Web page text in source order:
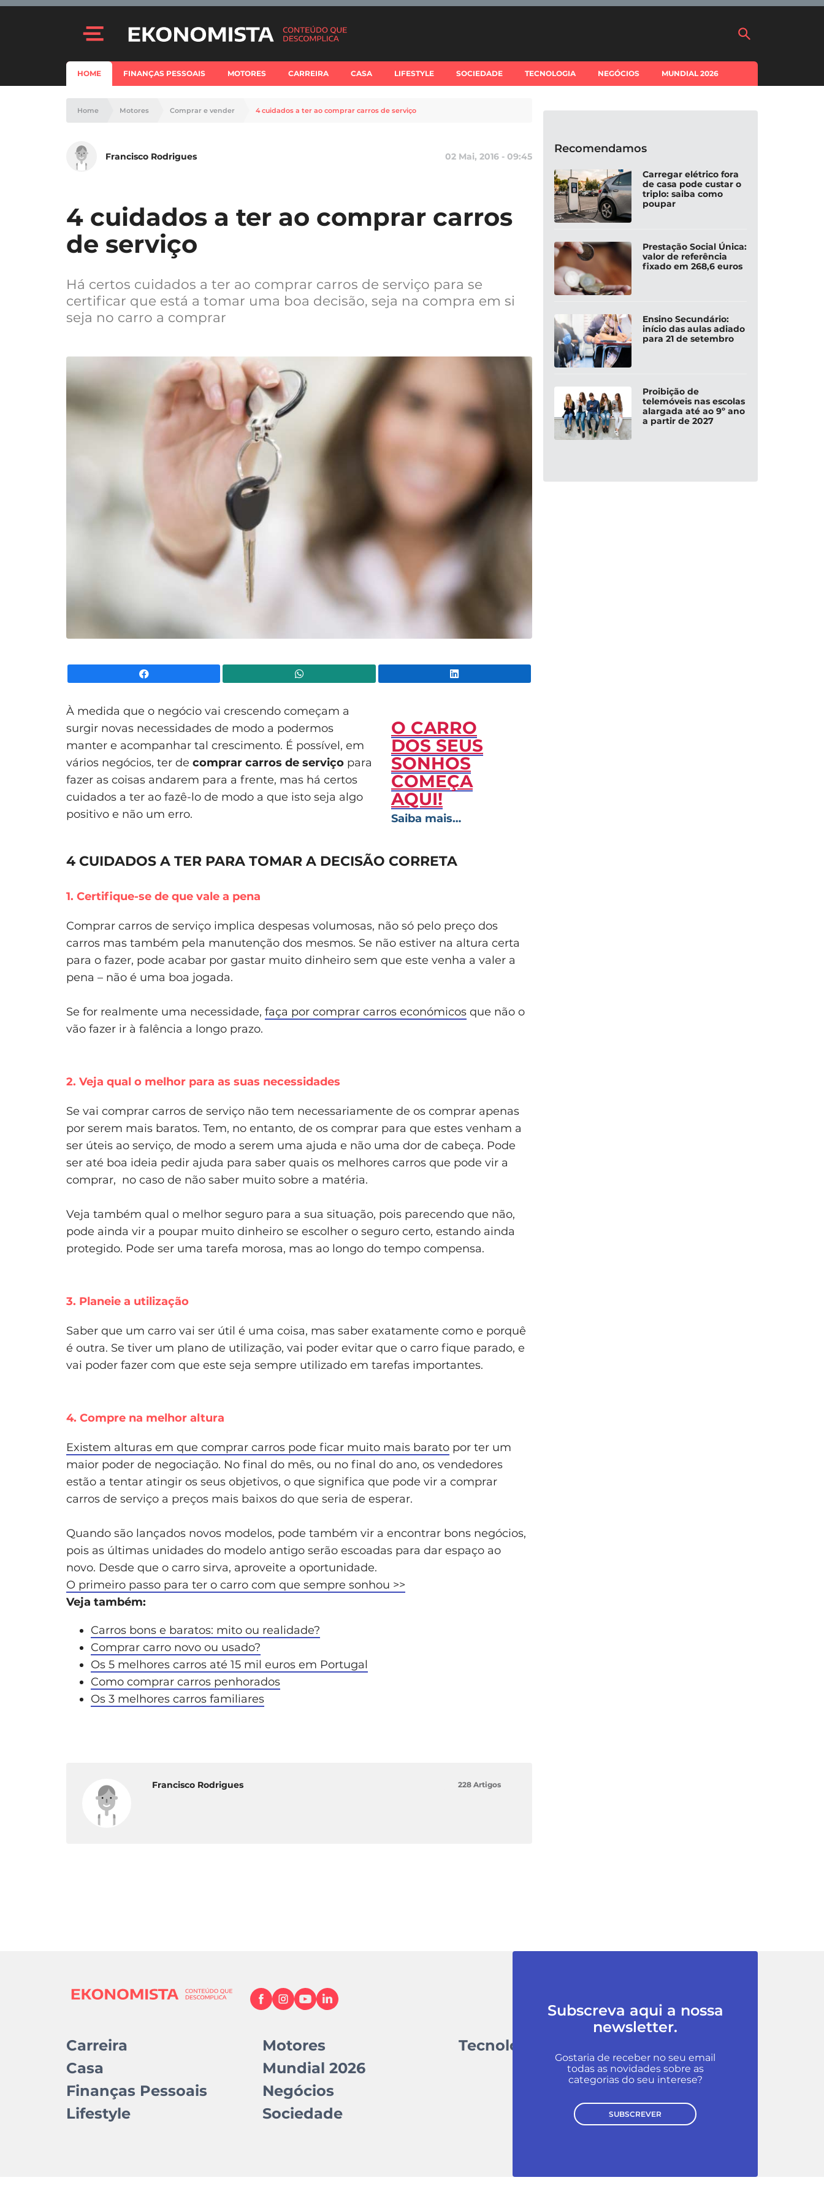
HOME FINANÇAS PESSOAIS MOTORES CARREIRA CASA LIFESTYLE SOCIEDADE TECNOLOGIA NEGÓCIOS MUNDIAL 2026
Home Motores Comprar e vender 4 cuidados a ter ao comprar carros de serviço
Francisco Rodrigues 02 Mai, 2016 - 09:45
4 cuidados a ter ao comprar carros
de serviço
Há certos cuidados a ter ao comprar carros de serviço para se
certificar que está a tomar uma boa decisão, seja na compra em si
seja no carro a comprar
O CARRO
DOS SEUS
SONHOS
COMEÇA
AQUI!
Saiba mais…
À medida que o negócio vai crescendo começam a
surgir novas necessidades de modo a podermos
manter e acompanhar tal crescimento. É possível, em
vários negócios, ter de comprar carros de serviço para
fazer as coisas andarem para a frente, mas há certos
cuidados a ter ao fazê-lo de modo a que isto seja algo
positivo e não um erro.
4 CUIDADOS A TER PARA TOMAR A DECISÃO CORRETA
1. Certifique-se de que vale a pena
Comprar carros de serviço implica despesas volumosas, não só pelo preço dos
carros mas também pela manutenção dos mesmos. Se não estiver na altura certa
para o fazer, pode acabar por gastar muito dinheiro sem que este venha a valer a
pena – não é uma boa jogada.
Se for realmente uma necessidade, faça por comprar carros económicos que não o
vão fazer ir à falência a longo prazo.
2. Veja qual o melhor para as suas necessidades
Se vai comprar carros de serviço não tem necessariamente de os comprar apenas
por serem mais baratos. Tem, no entanto, de os comprar para que estes venham a
ser úteis ao serviço, de modo a serem uma ajuda e não uma dor de cabeça. Pode
ser até boa ideia pedir ajuda para saber quais os melhores carros que pode vir a
comprar, no caso de não saber muito sobre a matéria.
Veja também qual o melhor seguro para a sua situação, pois parecendo que não,
pode ainda vir a poupar muito dinheiro se escolher o seguro certo, estando ainda
protegido. Pode ser uma tarefa morosa, mas ao longo do tempo compensa.
3. Planeie a utilização
Saber que um carro vai ser útil é uma coisa, mas saber exatamente como e porquê
é outra. Se tiver um plano de utilização, vai poder evitar que o carro fique parado, e
vai poder fazer com que este seja sempre utilizado em tarefas importantes.
4. Compre na melhor altura
Existem alturas em que comprar carros pode ficar muito mais barato por ter um
maior poder de negociação. No final do mês, ou no final do ano, os vendedores
estão a tentar atingir os seus objetivos, o que significa que pode vir a comprar
carros de serviço a preços mais baixos do que seria de esperar.
Quando são lançados novos modelos, pode também vir a encontrar bons negócios,
pois as últimas unidades do modelo antigo serão escoadas para dar espaço ao
novo. Desde que o carro sirva, aproveite a oportunidade.
O primeiro passo para ter o carro com que sempre sonhou >>
Veja também:
Carros bons e baratos: mito ou realidade?
Comprar carro novo ou usado?
Os 5 melhores carros até 15 mil euros em Portugal
Como comprar carros penhorados
Os 3 melhores carros familiares
Francisco Rodrigues 228 Artigos
Recomendamos
Carregar elétrico fora
de casa pode custar o
triplo: saiba como
poupar
Prestação Social Única:
valor de referência
fixado em 268,6 euros
Ensino Secundário:
início das aulas adiado
para 21 de setembro
Proibição de
telemóveis nas escolas
alargada até ao 9º ano
a partir de 2027
Carreira
Casa
Finanças Pessoais
Lifestyle
Motores
Mundial 2026
Negócios
Sociedade
Tecnologia
Subscreva aqui a nossa
newsletter.
Gostaria de receber no seu email
todas as novidades sobre as
categorias do seu interese?
SUBSCREVER